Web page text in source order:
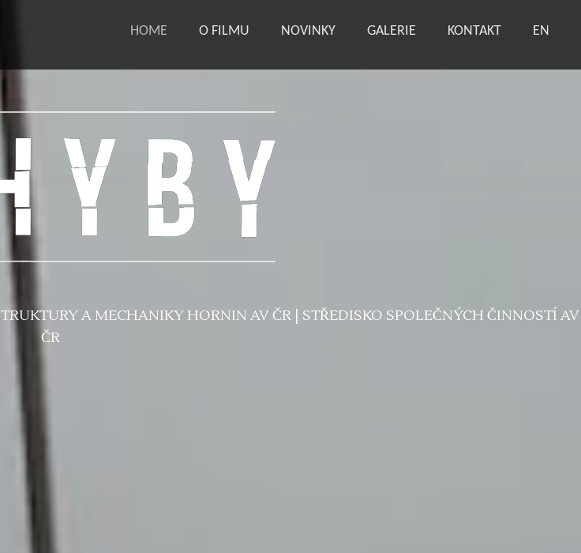
HOME O FILMU NOVINKY GALERIE KONTAKT EN
A MECHANIKY HORNIN AV ČR | STŘEDISKO SPOLEČNÝCH ČINNOSTÍ AV
ČR